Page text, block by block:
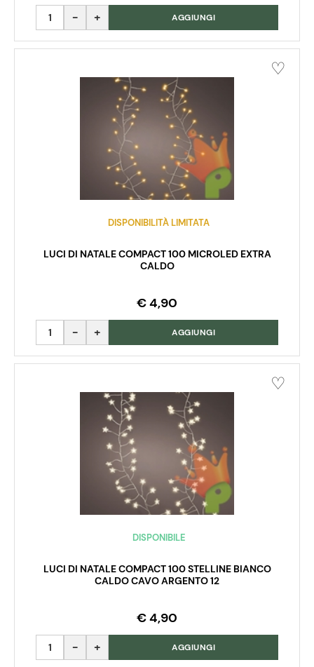
Quantità AGGIUNGI
DISPONIBILITÀ LIMITATA
LUCI DI NATALE COMPACT 100 MICROLED EXTRA
CALDO
€ 4,90
Quantità AGGIUNGI
DISPONIBILE
LUCI DI NATALE COMPACT 100 STELLINE BIANCO
CALDO CAVO ARGENTO 12
€ 4,90
Quantità AGGIUNGI